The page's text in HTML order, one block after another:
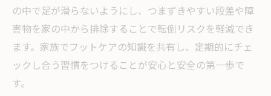
の中で足が滑らないようにし、つまずきやすい段差や障
害物を家の中から排除することで転倒リスクを軽減でき
ます。家族でフットケアの知識を共有し、定期的にチェ
ックし合う習慣をつけることが安心と安全の第一歩で
す。